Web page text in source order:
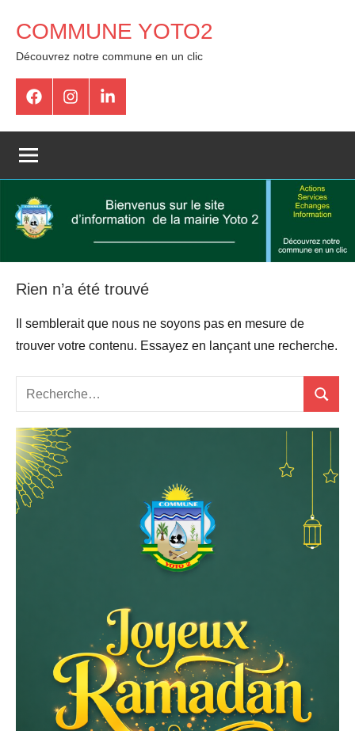
COMMUNE YOTO2
Découvrez notre commune en un clic
Rien n’a été trouvé
Il semblerait que nous ne soyons pas en mesure de
trouver votre contenu. Essayez en lançant une recherche.